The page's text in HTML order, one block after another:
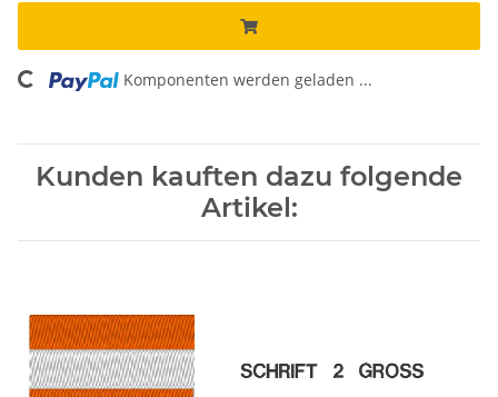
Loading... Komponenten werden geladen ...
Kunden kauften dazu folgende
Artikel: